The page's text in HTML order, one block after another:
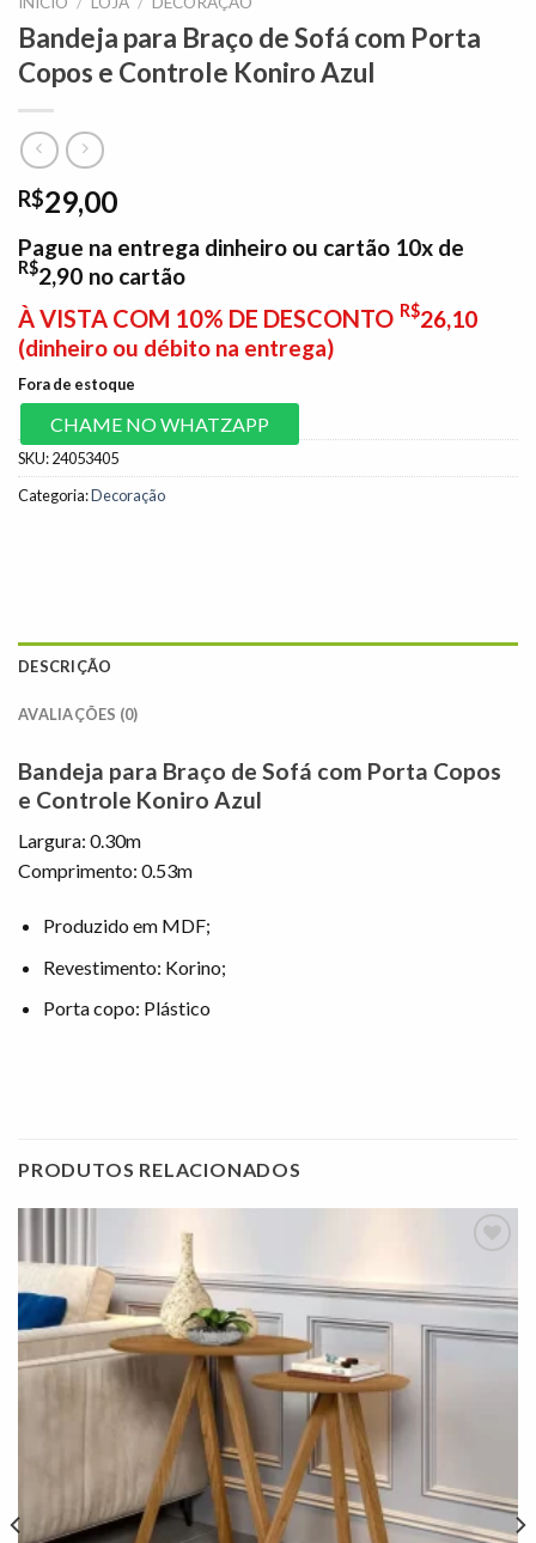
Bandeja para Braço de Sofá com Porta
Copos e Controle Koniro Azul
R$29,00
Pague na entrega dinheiro ou cartão 10x de
R$2,90 no cartão
À VISTA COM 10% DE DESCONTO R$26,10
(dinheiro ou débito na entrega)
Fora de estoque
CHAME NO WHATZAPP
SKU:24053405
Categoria:Decoração
DESCRIÇÃO
AVALIAÇÕES (0)
Bandeja para Braço de Sofá com Porta Copos
e Controle Koniro Azul
Largura: 0.30m
Comprimento: 0.53m
Produzido em MDF;
Revestimento: Korino;
Porta copo: Plástico
PRODUTOS RELACIONADOS
Adicionar
à lista de
desejos"